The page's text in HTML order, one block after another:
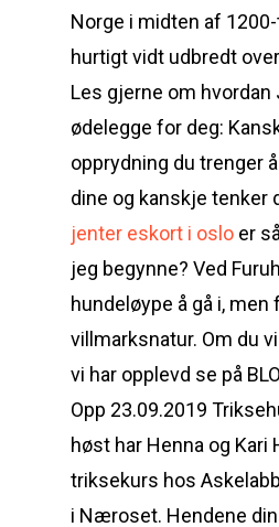
Norge i midten af
hurtigt vidt udbredt
‍Les gjerne om hvordan
ødelegge for deg:
opprydning du trenger
dine og kanskje tenker
jenter eskort i oslo er
jeg begynne? Ved
hundeløype å gå i, men
villmarksnatur. Om du
vi har opplevd se på
Opp 23.09.2019
høst har Henna og Kari
triksekurs hos
i Næroset. Hendene